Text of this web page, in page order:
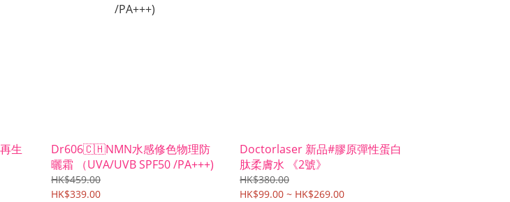
生
Dr606🇨🇭NMN水感修色物理防
曬霜 （UVA/UVB SPF50 /PA+++)
HK$459.00
HK$339.00
Doctorlaser 新品#膠原彈性蛋白
肽柔膚水 《2號》
HK$380.00
HK$99.00 ~ HK$269.00